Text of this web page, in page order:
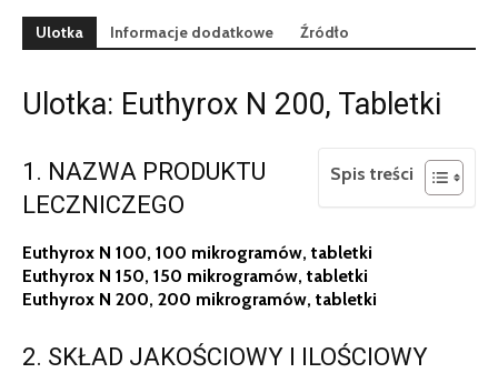
Ulotka Informacje dodatkowe Źródło
Ulotka: Euthyrox N 200, Tabletki
Spis treści
1. NAZWA PRODUKTU
LECZNICZEGO
Euthyrox N 100, 100 mikrogramów, tabletki
Euthyrox N 150, 150 mikrogramów, tabletki
Euthyrox N 200, 200 mikrogramów, tabletki
2. SKŁAD JAKOŚCIOWY I ILOŚCIOWY